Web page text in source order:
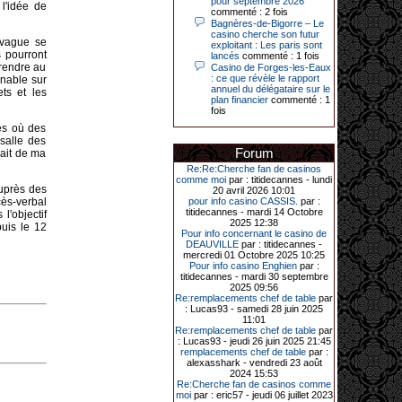
de
se
pourront
au
sur
et les
où des
des
de ma
des
verbal
l'objectif
le 12
Le plus gros gain gagné depuis plus
de 20 ans dans l’établissement.
31-03-2026|
Série de jackpots au casino JOA de
Gujan-Mestras : ce mois de mars a
été fructueux pour quelques
une machine à sous pour une mise
initiale de 5,28 €. Puis quelques
jours plus tard, le vendredi 27 mars,
un joueur a décroché 12 086 euros
sur une autre machine à sous.
Enfin, troisième et dernier jackpot,
record cette fois-ci, le samedi 28
mars dernier. Quelque 111 322
euros ont été remportés sur la table
d’Ultimate Texas Hold’em Poker,
grâce à une mise de 5 euros sur la
case bonus et une quinte flush
royale. Ces gains ont été annoncés
dans un communiqué diffusé par le
casino ce lundi 30 mars en soirée.
11-01-2026|
Dimanche 11 janvier, en soirée, une
cliente retraitée de 78 ans, habitant
Trémuson, a eu l’énorme surprise
commenté : 2 fois
Bagnères-de-Bigorre – Le
casino cherche son futur
exploitant : Les paris sont
lancés commenté : 1 fois
Casino de Forges-les-Eaux
: ce que révèle le rapport
annuel du délégataire sur le
plan financier commenté : 1
fois
Forum
Re:Re:Cherche fan de casinos
comme moi par : titidecannes - lundi
20 avril 2026 10:01
pour info casino CASSIS. par :
titidecannes - mardi 14 Octobre
2025 12:38
Pour info concernant le casino de
DEAUVILLE par : titidecannes -
mercredi 01 Octobre 2025 10:25
Pour info casino Enghienpar :
titidecannes - mardi 30 septembre
2025 09:56
Re:remplacements chef de table par
: Lucas93 - samedi 28 juin 2025
11:01
Re:remplacements chef de table par
: Lucas93 - jeudi 26 juin 2025 21:45
remplacements chef de tablepar :
alexasshark - vendredi 23 août
2024 15:53
Re:Cherche fan de casinos comme
moipar : eric57 - jeudi 06 juillet 2023